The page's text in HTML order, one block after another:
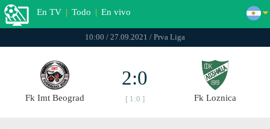
En TV | Todo | En vivo
10:00 / 27.09.2021 / Prva Liga
Fk Imt Beograd
2:0
[ 1:0 ] Fk Loznica